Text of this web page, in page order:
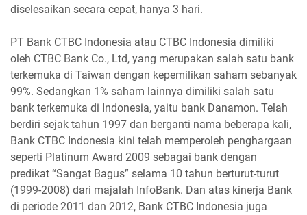
diselesaikan secara cepat, hanya 3 hari.
PT Bank CTBC Indonesia atau CTBC Indonesia dimiliki
oleh CTBC Bank Co., Ltd, yang merupakan salah satu bank
terkemuka di Taiwan dengan kepemilikan saham sebanyak
99%. Sedangkan 1% saham lainnya dimiliki salah satu
bank terkemuka di Indonesia, yaitu bank Danamon. Telah
berdiri sejak tahun 1997 dan berganti nama beberapa kali,
Bank CTBC Indonesia kini telah memperoleh penghargaan
seperti Platinum Award 2009 sebagai bank dengan
predikat “Sangat Bagus” selama 10 tahun berturut-turut
(1999-2008) dari majalah InfoBank. Dan atas kinerja Bank
di periode 2011 dan 2012, Bank CTBC Indonesia juga